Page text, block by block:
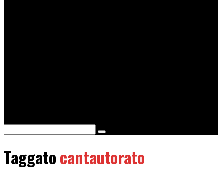
Taggato cantautorato